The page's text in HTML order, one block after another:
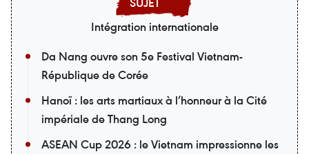
Intégration internationale
Da Nang ouvre son 5e Festival Vietnam-
République de Corée
Hanoï : les arts martiaux à l’honneur à la Cité
impériale de Thang Long
ASEAN Cup 2026 : le Vietnam impressionne les